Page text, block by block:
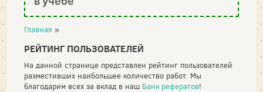
Главная »
РЕЙТИНГ ПОЛЬЗОВАТЕЛЕЙ
На данной странице представлен рейтинг пользователей
разместивших наибольшее количество работ. Мы
благодарим всех за вклад в наш Банк рефератов!